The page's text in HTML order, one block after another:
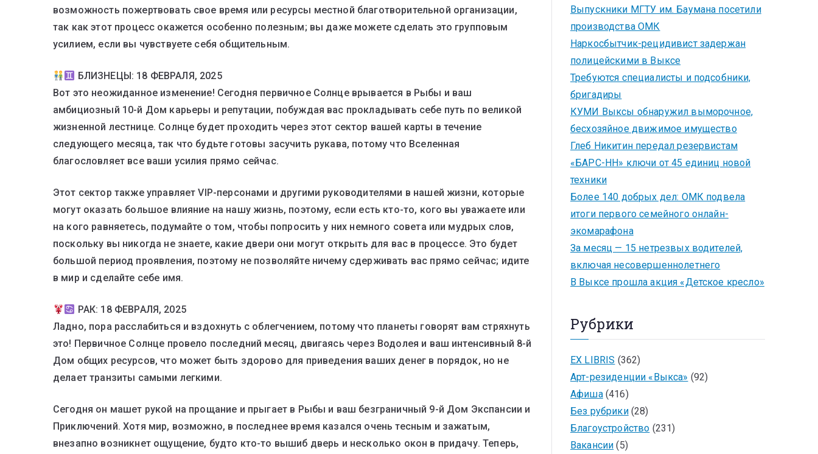
возможность пожертвовать свое время или ресурсы местной благотворительной организации,
так как этот процесс окажется особенно полезным; вы даже можете сделать это групповым
усилием, если вы чувствуете себя общительным.
БЛИЗНЕЦЫ: 18 ФЕВРАЛЯ, 2025
Вот это неожиданное изменение! Сегодня первичное Солнце врывается в Рыбы и ваш
амбициозный 10-й Дом карьеры и репутации, побуждая вас прокладывать себе путь по великой
жизненной лестнице. Солнце будет проходить через этот сектор вашей карты в течение
следующего месяца, так что будьте готовы засучить рукава, потому что Вселенная
благословляет все ваши усилия прямо сейчас.
Этот сектор также управляет VIP-персонами и другими руководителями в нашей жизни, которые
могут оказать большое влияние на нашу жизнь, поэтому, если есть кто-то, кого вы уважаете или
на кого равняетесь, подумайте о том, чтобы попросить у них немного совета или мудрых слов,
поскольку вы никогда не знаете, какие двери они могут открыть для вас в процессе. Это будет
большой период проявления, поэтому не позволяйте ничему сдерживать вас прямо сейчас; идите
в мир и сделайте себе имя.
РАК: 18 ФЕВРАЛЯ, 2025
Ладно, пора расслабиться и вздохнуть с облегчением, потому что планеты говорят вам стряхнуть
это! Первичное Солнце провело последний месяц, двигаясь через Водолея и ваш интенсивный 8-й
Дом общих ресурсов, что может быть здорово для приведения ваших денег в порядок, но не
делает транзиты самыми легкими.
Сегодня он машет рукой на прощание и прыгает в Рыбы и ваш безграничный 9-й Дом Экспансии и
Приключений. Хотя мир, возможно, в последнее время казался очень тесным и зажатым,
внезапно возникнет ощущение, будто кто-то вышиб дверь и несколько окон в придачу. Теперь,
Выпускники МГТУ им. Баумана посетили
производства ОМК
Наркосбытчик-рецидивист задержан
полицейскими в Выксе
Требуются специалисты и подсобники,
бригадиры
КУМИ Выксы обнаружил выморочное,
бесхозяйное движимое имущество
Глеб Никитин передал резервистам
«БАРС-НН» ключи от 45 единиц новой
техники
Более 140 добрых дел: ОМК подвела
итоги первого семейного онлайн-
экомарафона
За месяц — 15 нетрезвых водителей,
включая несовершеннолетнего
В Выксе прошла акция «Детское кресло»
Рубрики
EX LIBRIS (362)
Арт-резиденции «Выкса» (92)
Афиша(416)
Без рубрики(28)
Благоустройство (231)
Вакансии (5)